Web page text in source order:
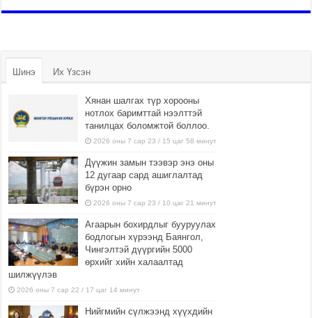
Шинэ Их Үзсэн
Хянан шалгах түр хорооны
нотлох баримттай нээлттэй
танилцах боломжтой боллоо.
2026 оны 7 сар 23 / 15 цаг 58 минут
Дүүжин замын тээвэр энэ оны
12 дугаар сард ашиглалтад
бүрэн орно
2026 оны 7 сар 23 / 10 цаг 21 минут
Агаарын бохирдлыг бууруулах
бодлогын хүрээнд Баянгол,
Чингэлтэй дүүргийн 5000
өрхийг хийн халаалтад
шилжүүлэв
2026 оны 7 сар 22 / 17 цаг 14 минут
Нийгмийн сүлжээнд хүүхдийн